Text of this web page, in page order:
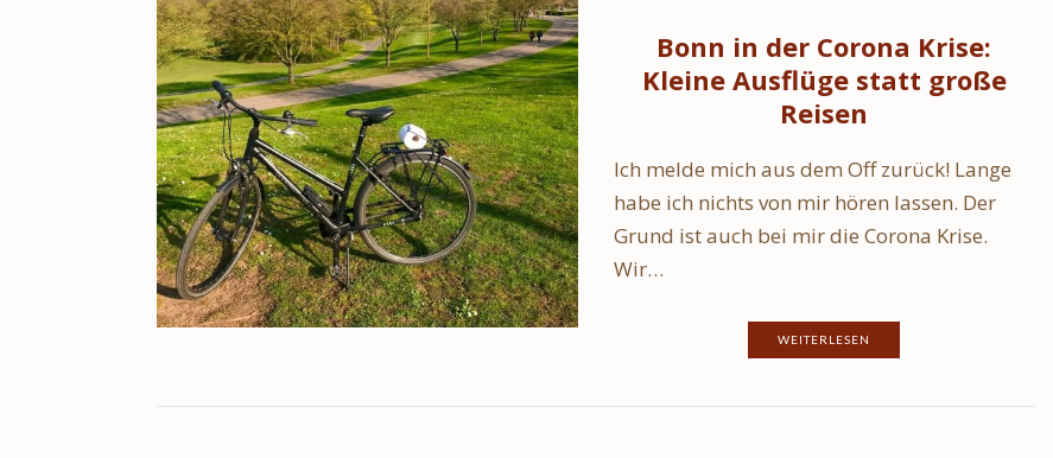
Bonn in der Corona Krise:
Kleine Ausflüge statt große
Reisen
Ich melde mich aus dem Off zurück! Lange
habe ich nichts von mir hören lassen. Der
Grund ist auch bei mir die Corona Krise.
Wir…
WEITERLESEN